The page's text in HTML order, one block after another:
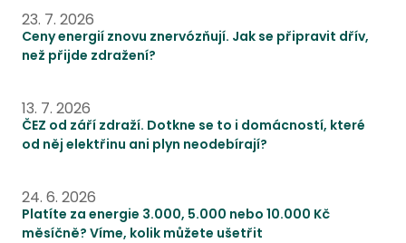
Ceny energií znovu znervózňují. Jak se připravit dřív,
23. 7. 2026
Ceny energií znovu znervózňují. Jak se připravit dřív,
než přijde zdražení?
ČEZ od září zdraží. Dotkne se to i domácností, které
13. 7. 2026
ČEZ od září zdraží. Dotkne se to i domácností, které
od něj elektřinu ani plyn neodebírají?
Platíte za energie 3.000, 5.000 nebo 10.000 Kč
24. 6. 2026
Platíte za energie 3.000, 5.000 nebo 10.000 Kč
měsíčně? Víme, kolik můžete ušetřit